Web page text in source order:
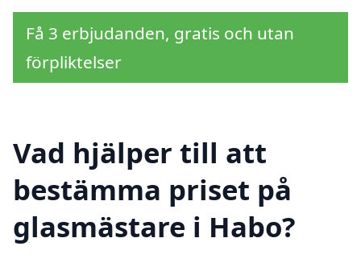
Få 3 erbjudanden, gratis och utan
förpliktelser
Vad hjälper till att
bestämma priset på
glasmästare i Habo?